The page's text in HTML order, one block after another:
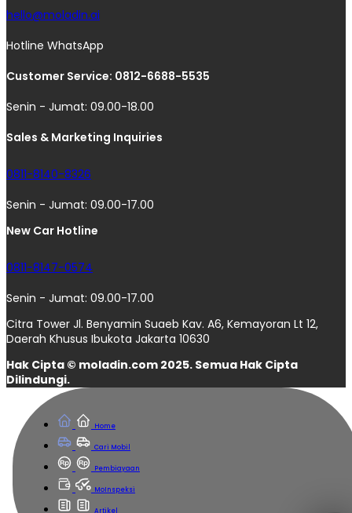
Home
Cari Mobil
Pembiayaan
MoInspeksi
Artikel
hello@moladin.ai
Hotline WhatsApp
Customer Service: 0812-6688-5535
Senin - Jumat: 09.00-18.00
Sales & Marketing Inquiries
0811-8140-8326
Senin - Jumat: 09.00-17.00
New Car Hotline
0811-8147-0574
Senin - Jumat: 09.00-17.00
Citra Tower Jl. Benyamin Suaeb Kav. A6, Kemayoran Lt 12,
Daerah Khusus Ibukota Jakarta 10630
Hak Cipta © moladin.com 2025. Semua Hak Cipta
Dilindungi.